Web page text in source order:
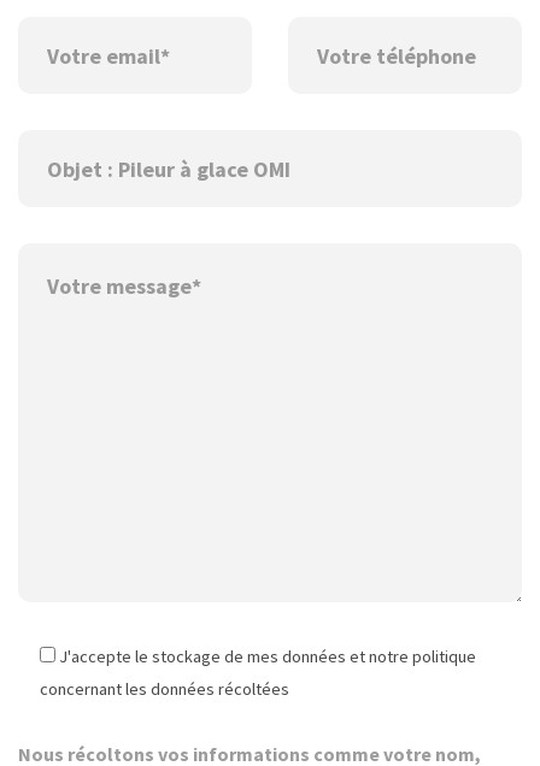
J'accepte le stockage de mes données et notre politique
concernant les données récoltées
Nous récoltons vos informations comme votre nom,